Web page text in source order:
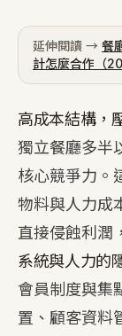
延伸閱讀 → 餐
計怎麼合作（
高成本結構，
獨立餐廳多半
核心競爭力。
物料與人力成
直接侵蝕利潤
系統與人力的
會員制度與集
置、顧客資料